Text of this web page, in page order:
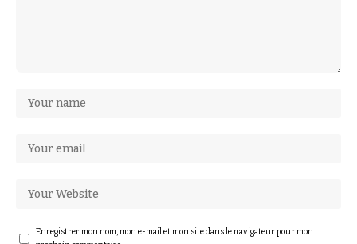
Enregistrer mon nom, mon e-mail et mon site dans le navigateur pour mon